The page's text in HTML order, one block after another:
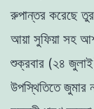
রুপান্তর করেছে
আয়া সুফিয়া সহ
শুক্রবার (২৪
উপস্থিতিতে জুমার